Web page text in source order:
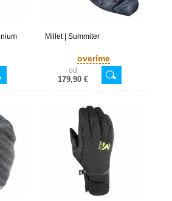
Millet | Summiter
overíme
od
179,90 €